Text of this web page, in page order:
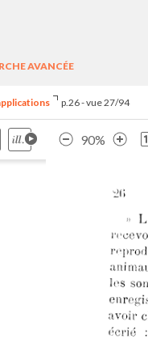
AVANCÉE
p.26 - vue 27/94
90%